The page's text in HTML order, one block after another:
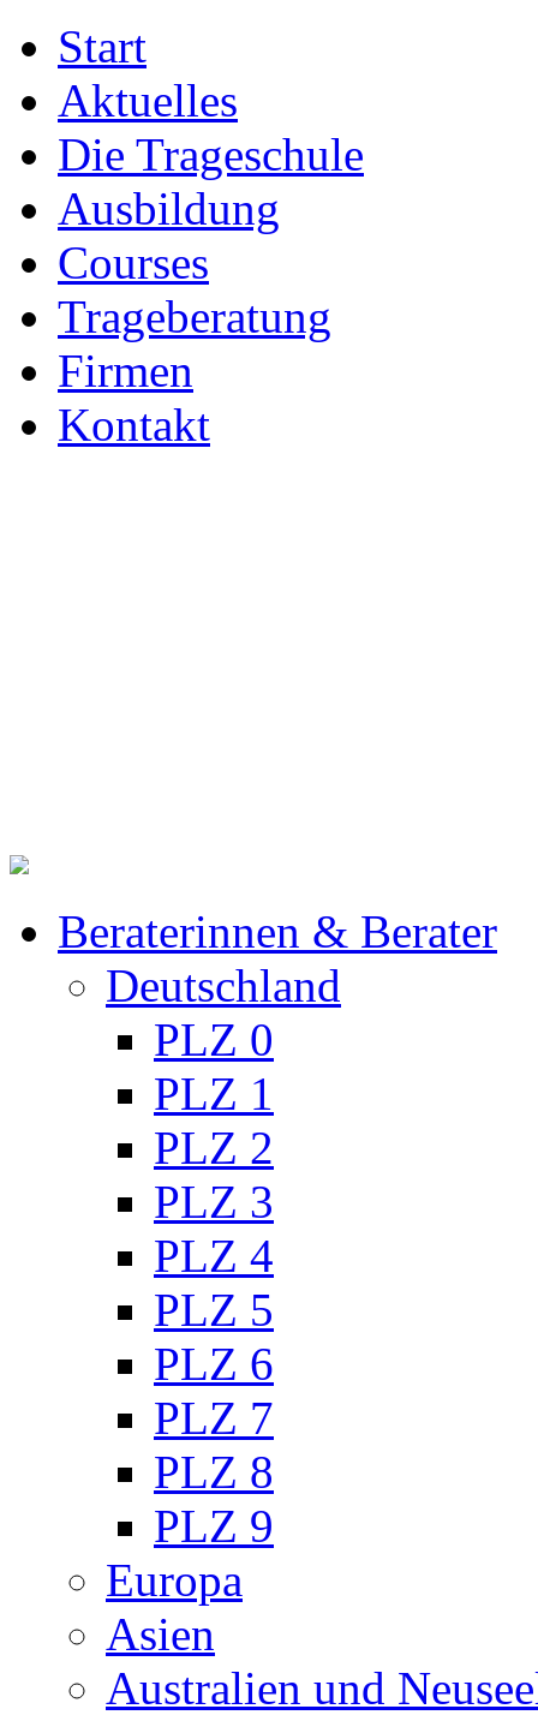
Start
Aktuelles
Die Trageschule
Ausbildung
Courses
Trageberatung
Firmen
Kontakt
Beraterinnen & Berater
Deutschland
PLZ 0
PLZ 1
PLZ 2
PLZ 3
PLZ 4
PLZ 5
PLZ 6
PLZ 7
PLZ 8
PLZ 9
Europa
Asien
Australien und